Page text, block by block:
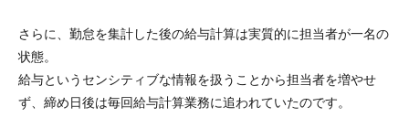
さらに、勤怠を集計した後の給与計算は実質的に担当者が一名の
状態。
給与というセンシティブな情報を扱うことから担当者を増やせ
ず、 締め日後は毎回給与計算業務に追われていたのです。